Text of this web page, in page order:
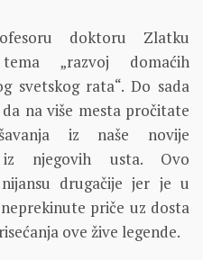
doktoru Zlatku
„razvoj domaćih
svetskog rata“. Do sada
na više mesta pročitate
iz naše novije
iz njegovih usta. Ovo
drugačije jer je u
priče uz dosta
ove žive legende.